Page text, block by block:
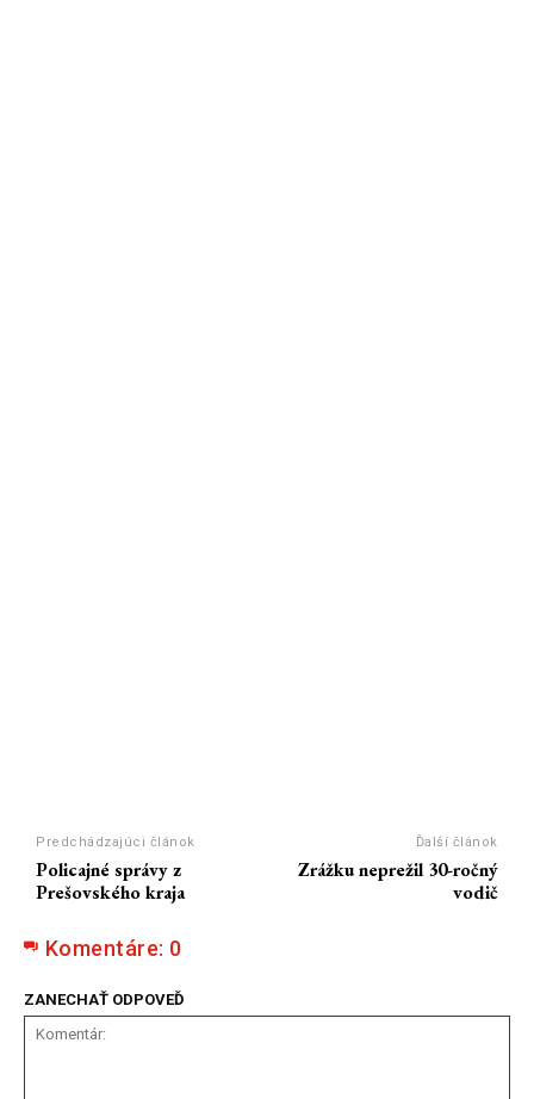
Predchádzajúci článok
Policajné správy z
Prešovského kraja
Ďalší článok
Zrážku neprežil 30-ročný
vodič
Komentáre: 0
ZANECHAŤ ODPOVEĎ